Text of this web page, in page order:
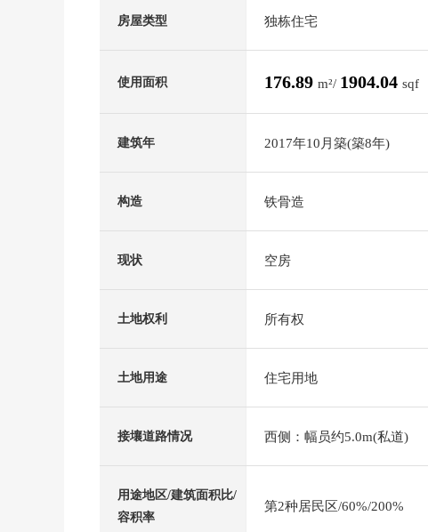
房屋类型 独栋住宅
使用面积 176.89 m²/ 1904.04 sqf
建筑年 2017年10月築(築8年)
构造 铁骨造
现状 空房
土地权利 所有权
土地用途 住宅用地
接壤道路情况 西侧：幅员约5.0m(私道)
用途地区/建筑面积比/
容积率
第2种居民区/60%/200%